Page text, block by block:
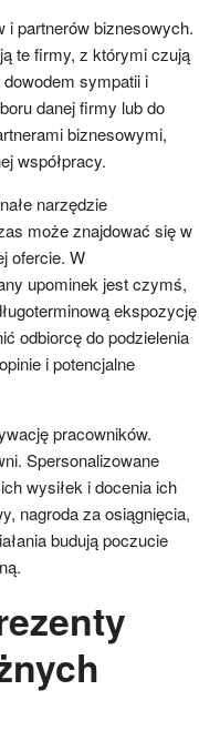
i partnerów biznesowych.
te firmy, z którymi czują
sympatii i
danej firmy lub do
biznesowymi,
współpracy.
narzędzie
może znajdować się w
ofercie. W
upominek jest czymś,
ekspozycję
odbiorcę do podzielenia
i potencjalne
pracowników.
Spersonalizowane
wysiłek i docenia ich
nagroda za osiągnięcia,
budują poczucie